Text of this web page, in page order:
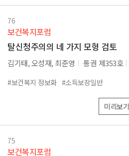
76
보건복지포럼
탈신청주의의 네 가지 모형 검토
김기태, 오성재, 최준영 통권 제353호
#보건복지 정보화 #소득보장일반
미리보기
75
보건복지포럼